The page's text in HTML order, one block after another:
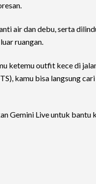
air dan debu, serta
ruangan.
ketemu outfit kece di
kamu bisa langsung
Gemini Live untuk bantu